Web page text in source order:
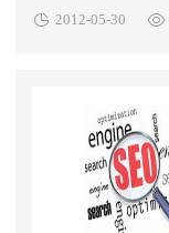
 2012-05-30 